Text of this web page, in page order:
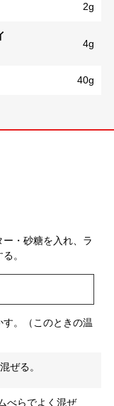
2g
4g
40g
・砂糖を入れ、ラ
。
。（このときの温
ぜる。
べらでよく混ぜ